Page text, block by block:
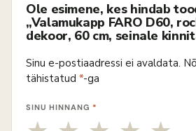
Ole esimene, kes hindab
„Valamukapp FARO D60,
dekoor, 60 cm, seinale
Sinu e-postiaadressi ei avaldata.
tähistatud *-ga
SINU HINNANG *